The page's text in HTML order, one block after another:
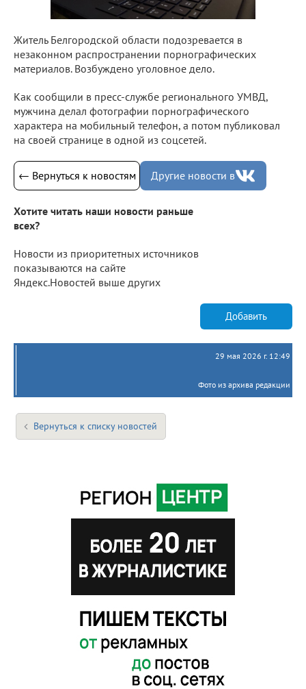
Житель Белгородской области подозревается в
незаконном распространении порнографических
материалов. Возбуждено уголовное дело.
Как сообщили в пресс-службе регионального УМВД,
мужчина делал фотографии порнографического
характера на мобильный телефон, а потом публиковал
на своей странице в одной из соцсетей.
← Вернуться к новостям Другие новости в
Хотите читать наши новости раньше
всех?
Новости из приоритетных источников
показываются на сайте
Яндекс.Новостей выше других
Добавить
29 мая 2026 г. 12:49
Фото из архива редакции
Вернуться к списку новостей